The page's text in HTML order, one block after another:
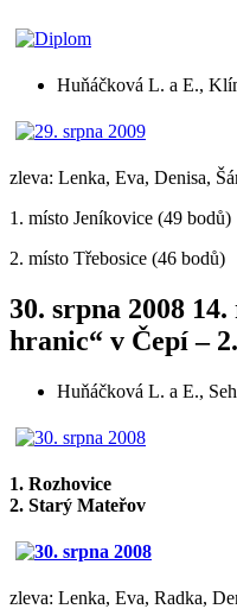
Huňáčková L. a E.,
zleva: Lenka, Eva, Denisa,
1. místo Jeníkovice (49 bodů)
2. místo Třebosice (46 bodů)
30. srpna 2008
hranic“ v Čepí –
Huňáčková L. a E.,
1. Rozhovice
2. Starý Mateřov
zleva: Lenka, Eva, Radka,